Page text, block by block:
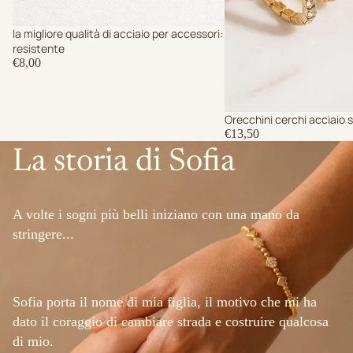
la migliore qualità di acciaio per accessori:
resistente
€8,00
Orecchini cerchi acciaio
€13,50
La storia di Sofia
A volte i sogni più belli iniziano con una mano da
stringere...
Sofia porta il nome di mia figlia, il motivo che mi ha
dato il coraggio di cambiare strada e costruire qualcosa
di mio.